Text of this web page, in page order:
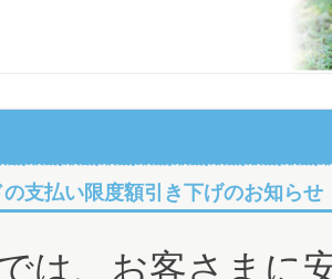
支払い限度額引き下げのお知らせ
は、お客さまに